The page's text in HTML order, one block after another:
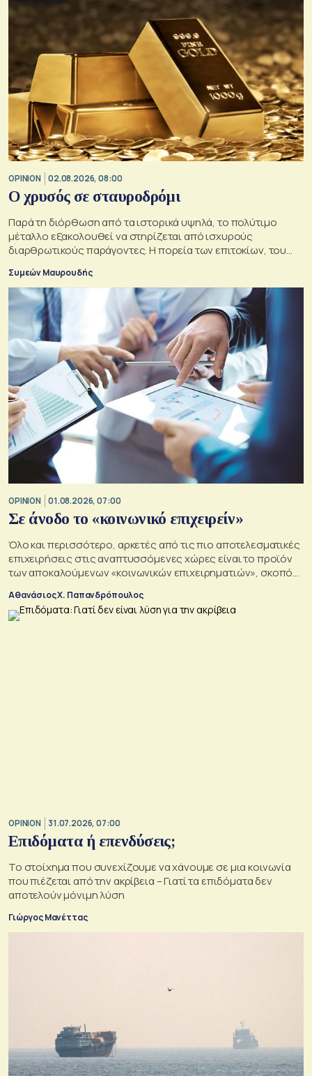
OPINION 02.08.2026, 08:00
O χρυσός σε σταυροδρόμι
Παρά τη διόρθωση από τα ιστορικά υψηλά, το πολύτιμο
μέταλλο εξακολουθεί να στηρίζεται από ισχυρούς
διαρθρωτικούς παράγοντες. Η πορεία των επιτοκίων, του
δολαρίου και της γεωπολιτικής αβεβαιότητας θα
καθορίσουν αν οι προϋποθέσεις για περαιτέρω άνοδο της
τιμής του παραμένουν ισχυρές
Συμεών Μαυρουδής
OPINION 01.08.2026, 07:00
Σε άνοδο το «κοινωνικό επιχειρείν»
Όλο και περισσότερο, αρκετές από τις πιο αποτελεσματικές
επιχειρήσεις στις αναπτυσσόμενες χώρες είναι το προϊόν
των αποκαλούμενων «κοινωνικών επιχειρηματιών», σκοπός
σε μια εποχή σοβαρών διαρθρωτικών μετασχηματισμών και
συνακόλουθης αβεβαιότητας
Αθανάσιος Χ. Παπανδρόπουλος
OPINION 31.07.2026, 07:00
Επιδόματα ή επενδύσεις;
Το στοίχημα που συνεχίζουμε να χάνουμε σε μια κοινωνία
που πιέζεται από την ακρίβεια – Γιατί τα επιδόματα δεν
αποτελούν μόνιμη λύση
Γιώργος Μανέττας